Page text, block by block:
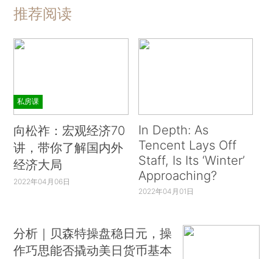
推荐阅读
私房课
向松祚：宏观经济70
讲，带你了解国内外
经济大局
2022年04月06日
In Depth: As
Tencent Lays Off
Staff, Is Its ‘Winter’
Approaching?
2022年04月01日
分析｜贝森特操盘稳日元，操
作巧思能否撬动美日货币基本